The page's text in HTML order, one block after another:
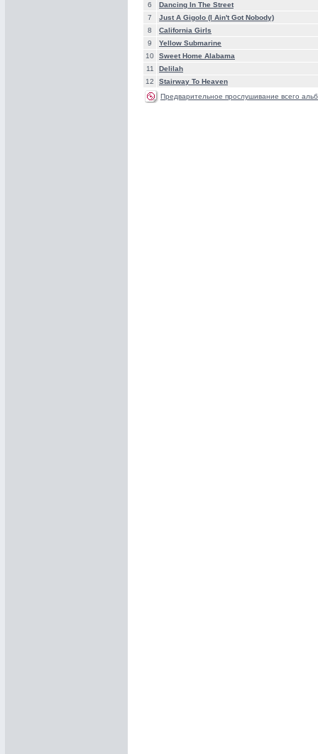
6
Dancing In The Street
7
Just A Gigolo (I Ain't Got Nobody)
8
California Girls
9
Yellow Submarine
10
Sweet Home Alabama
11
Delilah
12
Stairway To Heaven
Предварительное прослушивание всего